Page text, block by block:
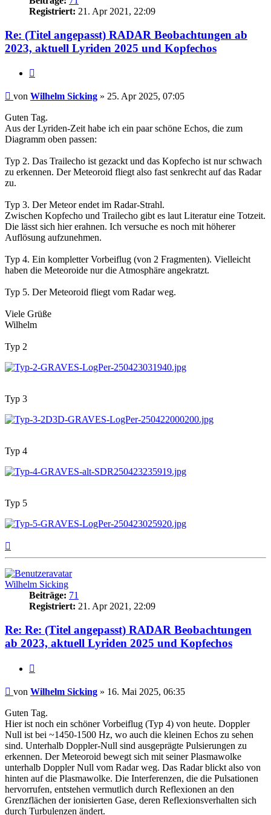
Registriert: 21. Apr 2021, 22:09
Re: (Titel angepasst) RADAR Beobachtungen ab
2023, aktuell Lyriden 2025 und Kopfechos
Beitrag
von Wilhelm Sicking » 25. Apr 2025, 07:05
Guten Tag.
Aus der Lyriden-Zeit habe ich ein paar schöne Echos, die zum
Diagramm oben passen:
Typ 2. Das Trailecho ist gezackt und das Kopfecho ist nur schwach
zu erkennen. Der Meteoroid fliegt also fast senkrecht auf das Radar
zu.
Typ 3. Der Meteor endet im Radar-Strahl.
Zwischen Kopfecho und Trailecho gibt es laut Literatur eine Totzeit.
Die lässt sich hier erahnen. Ich versuche es noch mit höherer
Auflösung aufzunehmen.
Typ 4. Ein kompletter Vorbeiflug (von 2 Fragmenten). Vielleicht
haben die Meteoroide nur die Atmosphäre angekratzt.
Typ 5. Der Meteoroid fliegt vom Radar weg.
Viele Grüße
Wilhelm
Typ 2
Typ 3
Typ 4
Typ 5
oben
Wilhelm Sicking
Beiträge: 71
Registriert: 21. Apr 2021, 22:09
Re: Re: (Titel angepasst) RADAR Beobachtungen
ab 2023, aktuell Lyriden 2025 und Kopfechos
Beitrag
von Wilhelm Sicking » 16. Mai 2025, 06:35
Guten Tag.
Hier ist noch ein schöner Vorbeiflug (Typ 4) von heute. Doppler
Null ist bei ~1450-1500 Hz, wo auch die kleinen Echos zu sehen
sind. Unterhalb Doppler-Null sind ausgeprägte Pulsierungen zu
erkennen. Der Meteoroid bewegt sich mit seiner Plasmawolke
unterhalb Doppler Null vom Radar weg. Das Radar blickt also von
hinten auf die Plasmawolke. Die Interferenzen, die die Pulsationen
hervorrufen, entstehen vermutlich durch Reflexionen an den
Grenzflächen der ionisierten Gase, deren Reflexionsverhalten sich
durch Turbulenzen ändert.